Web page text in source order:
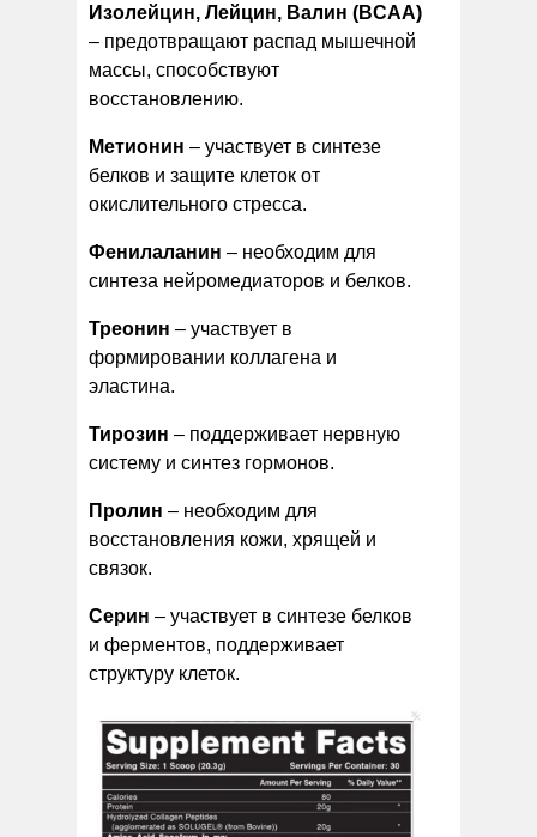
Изолейцин, Лейцин, Валин (BCAA)
– предотвращают распад мышечной
массы, способствуют
восстановлению.
Метионин – участвует в синтезе
белков и защите клеток от
окислительного стресса.
Фенилаланин – необходим для
синтеза нейромедиаторов и белков.
Треонин – участвует в
формировании коллагена и
эластина.
Тирозин – поддерживает нервную
систему и синтез гормонов.
Пролин – необходим для
восстановления кожи, хрящей и
связок.
Серин – участвует в синтезе белков
и ферментов, поддерживает
структуру клеток.